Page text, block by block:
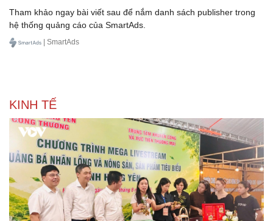
Văn hóa
Sân khấu - Điện ảnh
Văn học
Âm nhạc
Giải trí
Tham khảo ngay bài viết sau để nắm danh sách publisher trong
hệ thống quảng cáo của SmartAds.
| SmartAds
KINH TẾ